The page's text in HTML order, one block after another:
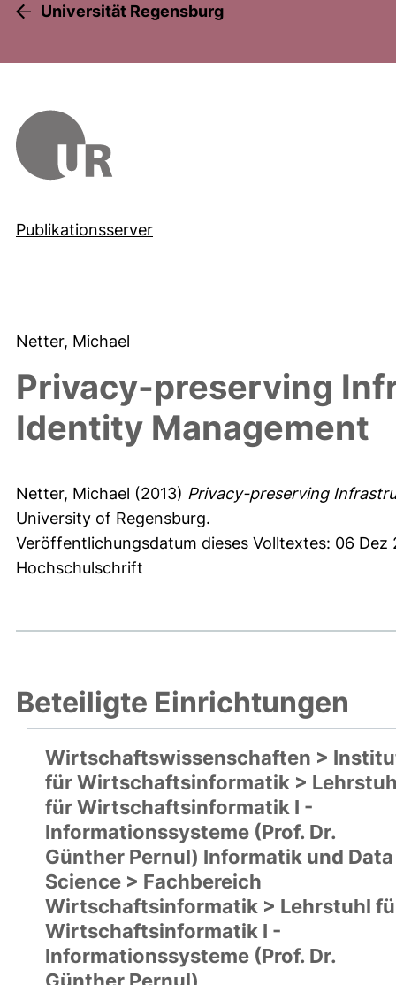
Universität Regensburg
Publikationsserver
Netter, Michael
Privacy-preserving
Identity Management
Netter, Michael (2013) Privacy-preserving
University of Regensburg.
Veröffentlichungsdatum dieses Volltextes: 06 Dez
Hochschulschrift
Beteiligte Einrichtungen
Wirtschaftswissenschaften >
für Wirtschaftsinformatik >
für Wirtschaftsinformatik I -
Informationssysteme (Prof. Dr.
Günther Pernul) Informatik und Data
Science > Fachbereich
Wirtschaftsinformatik > Lehrstuhl
Wirtschaftsinformatik I -
Informationssysteme (Prof. Dr.